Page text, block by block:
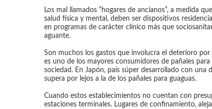
Los mal llamados “hogares de ancianos”, a medida
salud física y mental, deben ser dispositivos
en programas de carácter clínico más que
aguante.
Son muchos los gastos que involucra el deterioro
es uno de los mayores consumidores de pañales
sociedad. En Japón, país súper desarrollado con
supera por lejos a la de los pañales para guaguas.
Cuando estos establecimientos no cuentan con
estaciones terminales. Lugares de confinamiento,